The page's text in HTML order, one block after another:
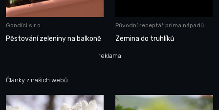
Gondíci s.r.o.
Pěstování zeleniny na balkoně
Původní receptář prima nápadů
Zemina do truhlíků
reklama
Články z našich webů